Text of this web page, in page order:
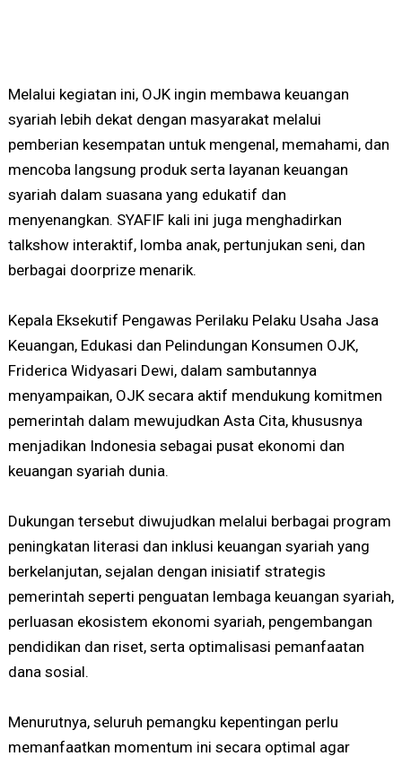
Melalui kegiatan ini, OJK ingin membawa keuangan
syariah lebih dekat dengan masyarakat melalui
pemberian kesempatan untuk mengenal, memahami, dan
mencoba langsung produk serta layanan keuangan
syariah dalam suasana yang edukatif dan
menyenangkan. SYAFIF kali ini juga menghadirkan
talkshow interaktif, lomba anak, pertunjukan seni, dan
berbagai doorprize menarik.
Kepala Eksekutif Pengawas Perilaku Pelaku Usaha Jasa
Keuangan, Edukasi dan Pelindungan Konsumen OJK,
Friderica Widyasari Dewi, dalam sambutannya
menyampaikan, OJK secara aktif mendukung komitmen
pemerintah dalam mewujudkan Asta Cita, khususnya
menjadikan Indonesia sebagai pusat ekonomi dan
keuangan syariah dunia.
Dukungan tersebut diwujudkan melalui berbagai program
peningkatan literasi dan inklusi keuangan syariah yang
berkelanjutan, sejalan dengan inisiatif strategis
pemerintah seperti penguatan lembaga keuangan syariah,
perluasan ekosistem ekonomi syariah, pengembangan
pendidikan dan riset, serta optimalisasi pemanfaatan
dana sosial.
Menurutnya, seluruh pemangku kepentingan perlu
memanfaatkan momentum ini secara optimal agar